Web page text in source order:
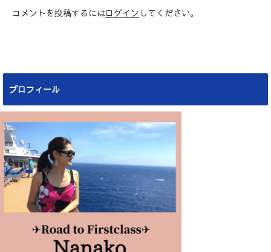
コメントを投稿するにはログイン してください。
プロフィール